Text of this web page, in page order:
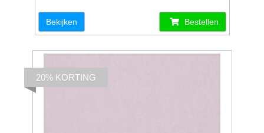
Bekijken Bestellen
20% KORTING